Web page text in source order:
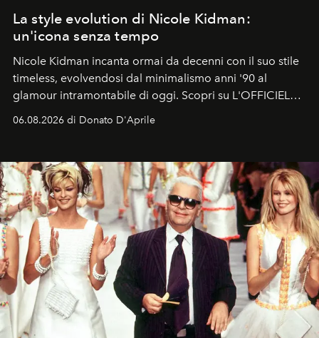
La style evolution di Nicole Kidman:
un'icona senza tempo
Nicole Kidman incanta ormai da decenni con il suo stile
timeless, evolvendosi dal minimalismo anni '90 al
glamour intramontabile di oggi. Scopri su L'OFFICIEL
Italia la sua style evolution.
06.08.2026 di Donato D'Aprile